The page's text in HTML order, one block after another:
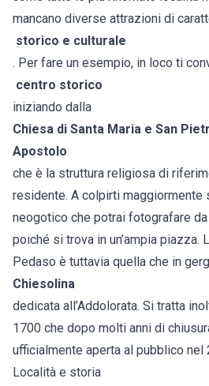
mancano diverse attrazioni di
storico e culturale
. Per fare un esempio, in loco ti
centro storico
iniziando dalla
Chiesa di Santa Maria e San
Apostolo
che è la struttura religiosa di
residente. A colpirti maggiormente
neogotico che potrai fotografare
poiché si trova in un’ampia piazza.
Pedaso è tuttavia quella che in
Chiesolina
dedicata all’Addolorata. Si tratta
1700 che dopo molti anni di
ufficialmente aperta al pubblico nel
Località e storia